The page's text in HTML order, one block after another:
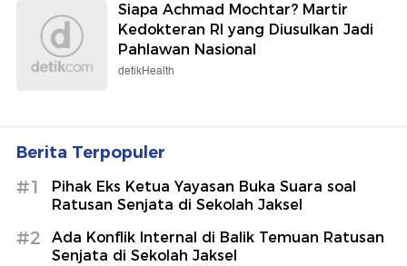
Siapa Achmad Mochtar? Martir
Kedokteran RI yang Diusulkan Jadi
Pahlawan Nasional
detikHealth
Berita Terpopuler
#1
Pihak Eks Ketua Yayasan Buka Suara soal
Ratusan Senjata di Sekolah Jaksel
#2
Ada Konflik Internal di Balik Temuan Ratusan
Senjata di Sekolah Jaksel